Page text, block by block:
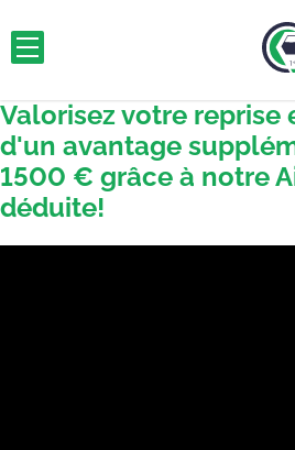
Valorisez votre reprise
d'un avantage
1500 € grâce à notre
déduite!